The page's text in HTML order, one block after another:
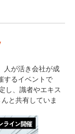
人が活き会社が成
するイベントで
し、識者やエキス
と共有していま